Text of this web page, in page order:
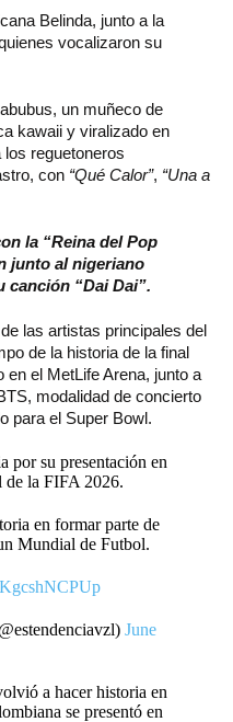
Belinda, junto a la
vocalizaron su
un muñeco de
kawaii y viralizado en
reguetoneros
con “Qué Calor”, “Una a
la “Reina del Pop
junto al nigeriano
canción “Dai Dai”.
las artistas principales del
de la historia de la final
en el MetLife Arena, junto a
modalidad de concierto
para el Super Bowl.
por su presentación en
la FIFA 2026.
en formar parte de
Mundial de Futbol.
June
a hacer historia en
se presentó en